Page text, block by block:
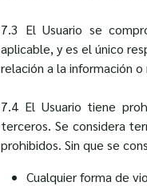
7.3 El Usuario se
aplicable, y es el único
relación a la información
7.4 El Usuario tiene
terceros. Se considera
prohibidos. Sin que se
Cualquier forma de